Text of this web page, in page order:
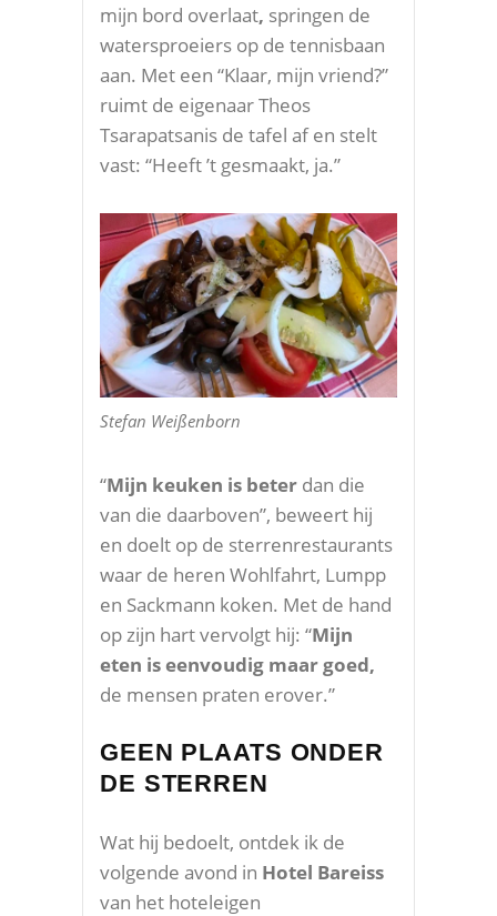
mijn bord overlaat, springen de
watersproeiers op de tennisbaan
aan. Met een “Klaar, mijn vriend?”
ruimt de eigenaar Theos
Tsarapatsanis de tafel af en stelt
vast: “Heeft ’t gesmaakt, ja.”
Stefan Weißenborn
“Mijn keuken is beter dan die
van die daarboven”, beweert hij
en doelt op de sterrenrestaurants
waar de heren Wohlfahrt, Lumpp
en Sackmann koken. Met de hand
op zijn hart vervolgt hij: “Mijn
eten is eenvoudig maar goed,
de mensen praten erover.”
GEEN PLAATS ONDER
DE STERREN
Wat hij bedoelt, ontdek ik de
volgende avond in Hotel Bareiss
van het hoteleigen